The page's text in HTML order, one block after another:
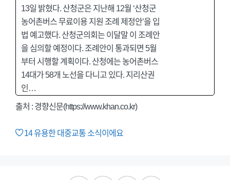
13일 밝혔다. 산청군은 지난해 12월 ‘산청군
농어촌버스 무료이용 지원 조례 제정안’을 입
법 예고했다. 산청군의회는 이달말 이 조례안
을 심의할 예정이다. 조례안이 통과되면 5월
부터 시행할 계획이다. 산청에는 농어촌버스
14대가 58개 노선을 다니고 있다. 지리산권
인…
출처 : 경향신문(https://www.khan.co.kr)
14유용한 대중교통 소식이에요